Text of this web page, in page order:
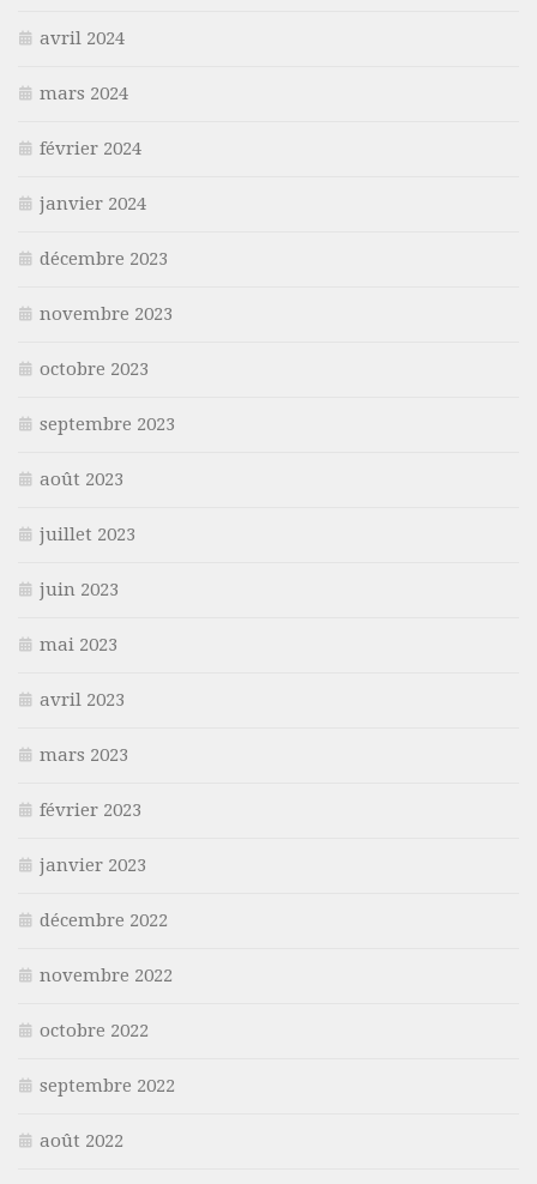
avril 2024
mars 2024
février 2024
janvier 2024
décembre 2023
novembre 2023
octobre 2023
septembre 2023
août 2023
juillet 2023
juin 2023
mai 2023
avril 2023
mars 2023
février 2023
janvier 2023
décembre 2022
novembre 2022
octobre 2022
septembre 2022
août 2022